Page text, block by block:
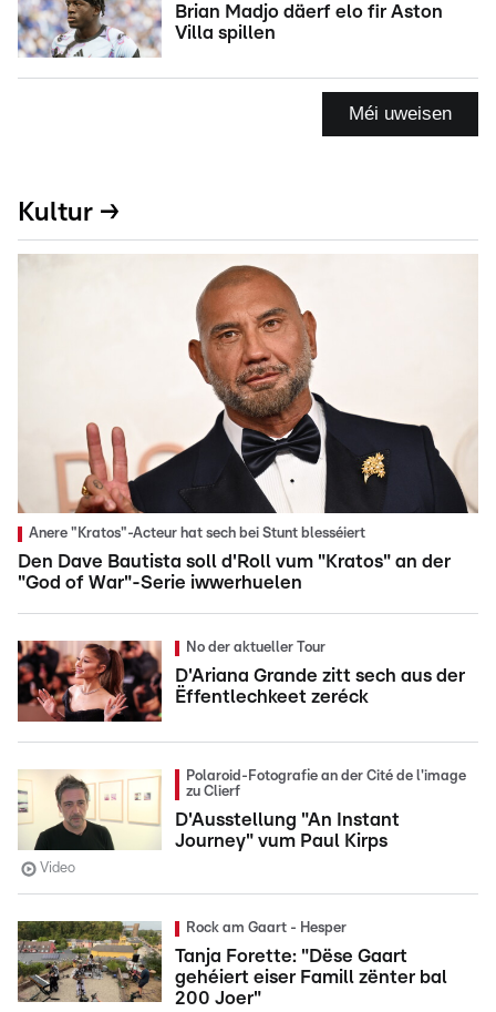
Brian Madjo däerf elo fir Aston
Villa spillen
Méi uweisen
Kultur →
Anere "Kratos"-Acteur hat sech bei Stunt blesséiert
Den Dave Bautista soll d'Roll vum "Kratos" an der
"God of War"-Serie iwwerhuelen
No der aktueller Tour
D'Ariana Grande zitt sech aus der
Ëffentlechkeet zeréck
Polaroid-Fotografie an der Cité de l'image
zu Clierf
D'Ausstellung "An Instant
Journey" vum Paul Kirps
Video
Rock am Gaart - Hesper
Tanja Forette: "Dëse Gaart
gehéiert eiser Famill zënter bal
200 Joer"